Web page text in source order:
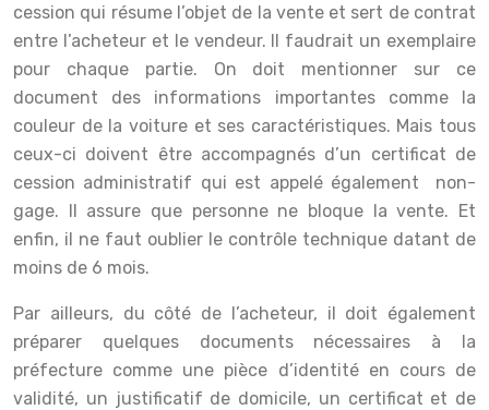
cession qui résume l’objet de la vente et sert de contrat
entre l’acheteur et le vendeur. Il faudrait un exemplaire
pour chaque partie. On doit mentionner sur ce
document des informations importantes comme la
couleur de la voiture et ses caractéristiques. Mais tous
ceux-ci doivent être accompagnés d’un certificat de
cession administratif qui est appelé également non-
gage. Il assure que personne ne bloque la vente. Et
enfin, il ne faut oublier le contrôle technique datant de
moins de 6 mois.
Par ailleurs, du côté de l’acheteur, il doit également
préparer quelques documents nécessaires à la
préfecture comme une pièce d’identité en cours de
validité, un justificatif de domicile, un certificat et de